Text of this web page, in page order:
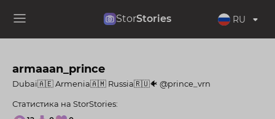
StorStories RU
armaaan_prince
Dubai🇦🇪 Armenia🇦🇲 Russia🇷🇺🐠 @prince_vrn
Статистика на StorStories: